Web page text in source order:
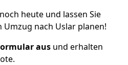
heute und lassen Sie
nach Uslar planen!
aus und erhalten